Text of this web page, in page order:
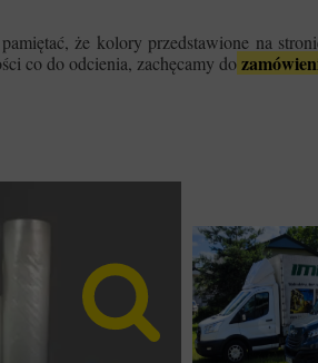
że kolory przedstawione na
co do odcienia, zachęcamy do